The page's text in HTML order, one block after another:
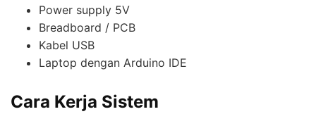
Power supply 5V
Breadboard / PCB
Kabel USB
Laptop dengan Arduino IDE
Cara Kerja Sistem